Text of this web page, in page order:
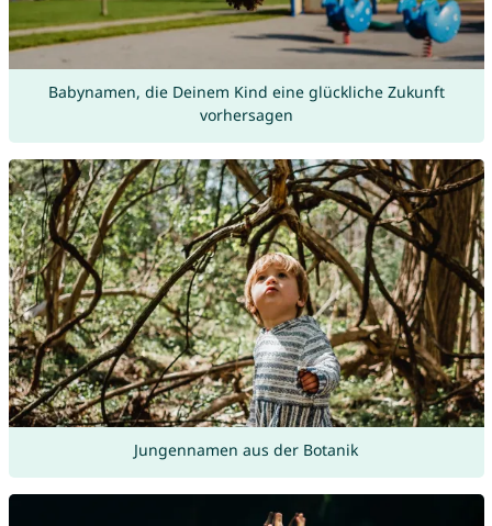
Babynamen, die Deinem Kind eine glückliche Zukunft
vorhersagen
Jungennamen aus der Botanik